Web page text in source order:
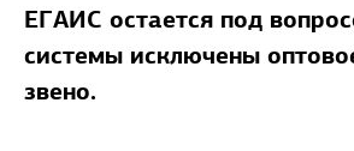
ЕГАИС остается под
системы исключены
звено.